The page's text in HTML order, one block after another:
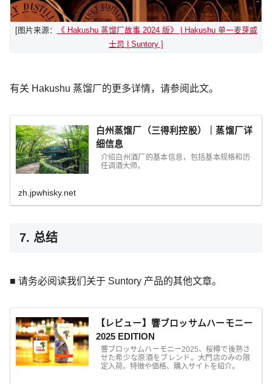
[图片来源：
《 Hakushu 蒸馏厂故事 2024 版》 | Hakushu 单一麦芽威
士忌 | Suntory ]
有关 Hakushu 蒸馏厂的更多详情，请参阅此文。
白州蒸馏厂（三得利控股）｜蒸馏厂详
细信息
介绍白州酒厂的基本信息，包括基本规格和历
任调酒大师。
zh.jpwhisky.net
7. 总结
■ 请务必阅读我们关于 Suntory 产品的其他文章。
【レビュー】響ブロッサムハーモニー
2025 EDITION
響ブロッサムハーモニー2025、桜樽で後熟さ
せた希少な原酒をブレンド。大門店のみの限
定入荷。特徴や価格、購入サイトを紹介。